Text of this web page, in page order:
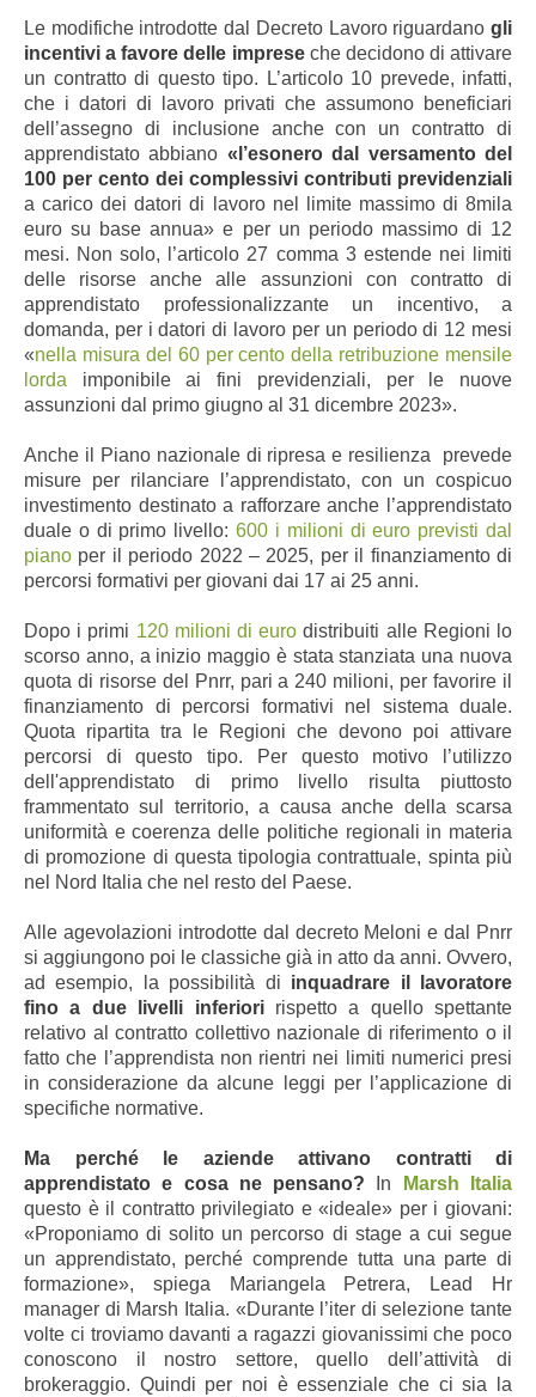
Le modifiche introdotte dal Decreto Lavoro riguardano gli
incentivi a favore delle impreseche decidono di attivare
un contratto di questo tipo. L’articolo 10 prevede, infatti,
che i datori di lavoro privati che assumono beneficiari
dell’assegno di inclusione anche con un contratto di
apprendistato abbiano «l’esonero dal versamento del
100 per cento dei complessivi contributi previdenziali
a carico dei datori di lavoro nel limite massimo di 8mila
euro su base annua» e per un periodo massimo di 12
mesi. Non solo, l’articolo 27 comma 3 estende nei limiti
delle risorse anche alle assunzioni con contratto di
apprendistato professionalizzante un incentivo, a
domanda, per i datori di lavoro per un periodo di 12 mesi
«nella misura del 60 per cento della retribuzione mensile
lorda imponibile ai fini previdenziali, per le nuove
assunzioni dal primo giugno al 31 dicembre 2023».
Anche il Piano nazionale di ripresa e resilienza prevede
misure per rilanciare l’apprendistato, con un cospicuo
investimento destinato a rafforzare anche l’apprendistato
duale o di primo livello:600 i milioni di euro previsti dal
piano per il periodo 2022 – 2025, per il finanziamento di
percorsi formativi per giovani dai 17 ai 25 anni.
Dopo i primi 120 milioni di euro distribuiti alle Regioni lo
scorso anno, a inizio maggio è stata stanziata una nuova
quota di risorse del Pnrr, pari a 240 milioni, per favorire il
finanziamento di percorsi formativi nel sistema duale.
Quota ripartita tra le Regioni che devono poi attivare
percorsi di questo tipo. Per questo motivo l’utilizzo
dell'apprendistato di primo livello risulta piuttosto
frammentato sul territorio, a causa anche della scarsa
uniformità e coerenza delle politiche regionali in materia
di promozione di questa tipologia contrattuale, spinta più
nel Nord Italia che nel resto del Paese.
Alle agevolazioni introdotte dal decreto Meloni e dal Pnrr
si aggiungono poi le classiche già in atto da anni. Ovvero,
ad esempio, la possibilità di inquadrare il lavoratore
fino a due livelli inferioririspetto a quello spettante
relativo al contratto collettivo nazionale di riferimento o il
fatto che l’apprendista non rientri nei limiti numerici presi
in considerazione da alcune leggi per l’applicazione di
specifiche normative.
Ma perché le aziende attivano contratti di
apprendistato e cosa ne pensano? In
Marsh Italia
questo è il contratto privilegiato e «ideale» per i giovani:
«Proponiamo di solito un percorso di stage a cui segue
un apprendistato, perché comprende tutta una parte di
formazione», spiega Mariangela Petrera, Lead Hr
manager di Marsh Italia. «Durante l’iter di selezione tante
volte ci troviamo davanti a ragazzi giovanissimi che poco
conoscono il nostro settore, quello dell’attività di
brokeraggio. Quindi per noi è essenziale che ci sia la